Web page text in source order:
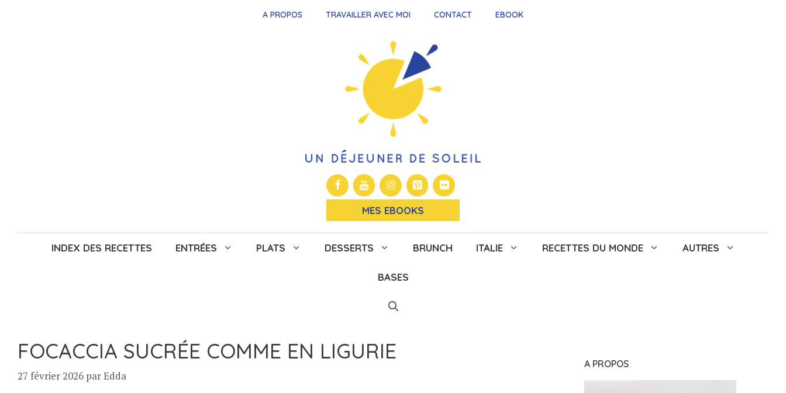
A PROPOS TRAVAILLER AVEC MOI CONTACT EBOOK
MES EBOOKS
INDEX DES RECETTES ENTRÉES PLATS DESSERTS BRUNCH ITALIE RECETTES DU MONDE AUTRES
BASES
FOCACCIA SUCRÉE COMME EN LIGURIE
27 février 2026 parEdda
A PROPOS